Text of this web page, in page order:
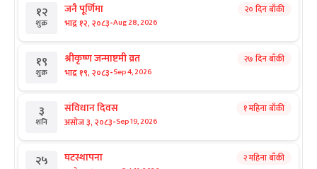
१२
शुक्र
जनै पूर्णिमा
भाद्र १२, २०८३-Aug 28, 2026
२० दिन बाँकी
१९
शुक्र
श्रीकृष्ण जन्माष्टमी व्रत
भाद्र १९, २०८३-Sep 4, 2026
२७ दिन बाँकी
३
शनि
संविधान दिवस
असोज ३, २०८३-Sep 19, 2026
१ महिना बाँकी
२५ घटस्थापना २ महिना बाँकी